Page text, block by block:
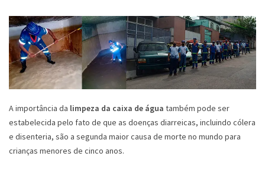
A importância da limpeza da caixa de água também pode ser
estabelecida pelo fato de que as doenças diarreicas, incluindo cólera
e disenteria, são a segunda maior causa de morte no mundo para
crianças menores de cinco anos.